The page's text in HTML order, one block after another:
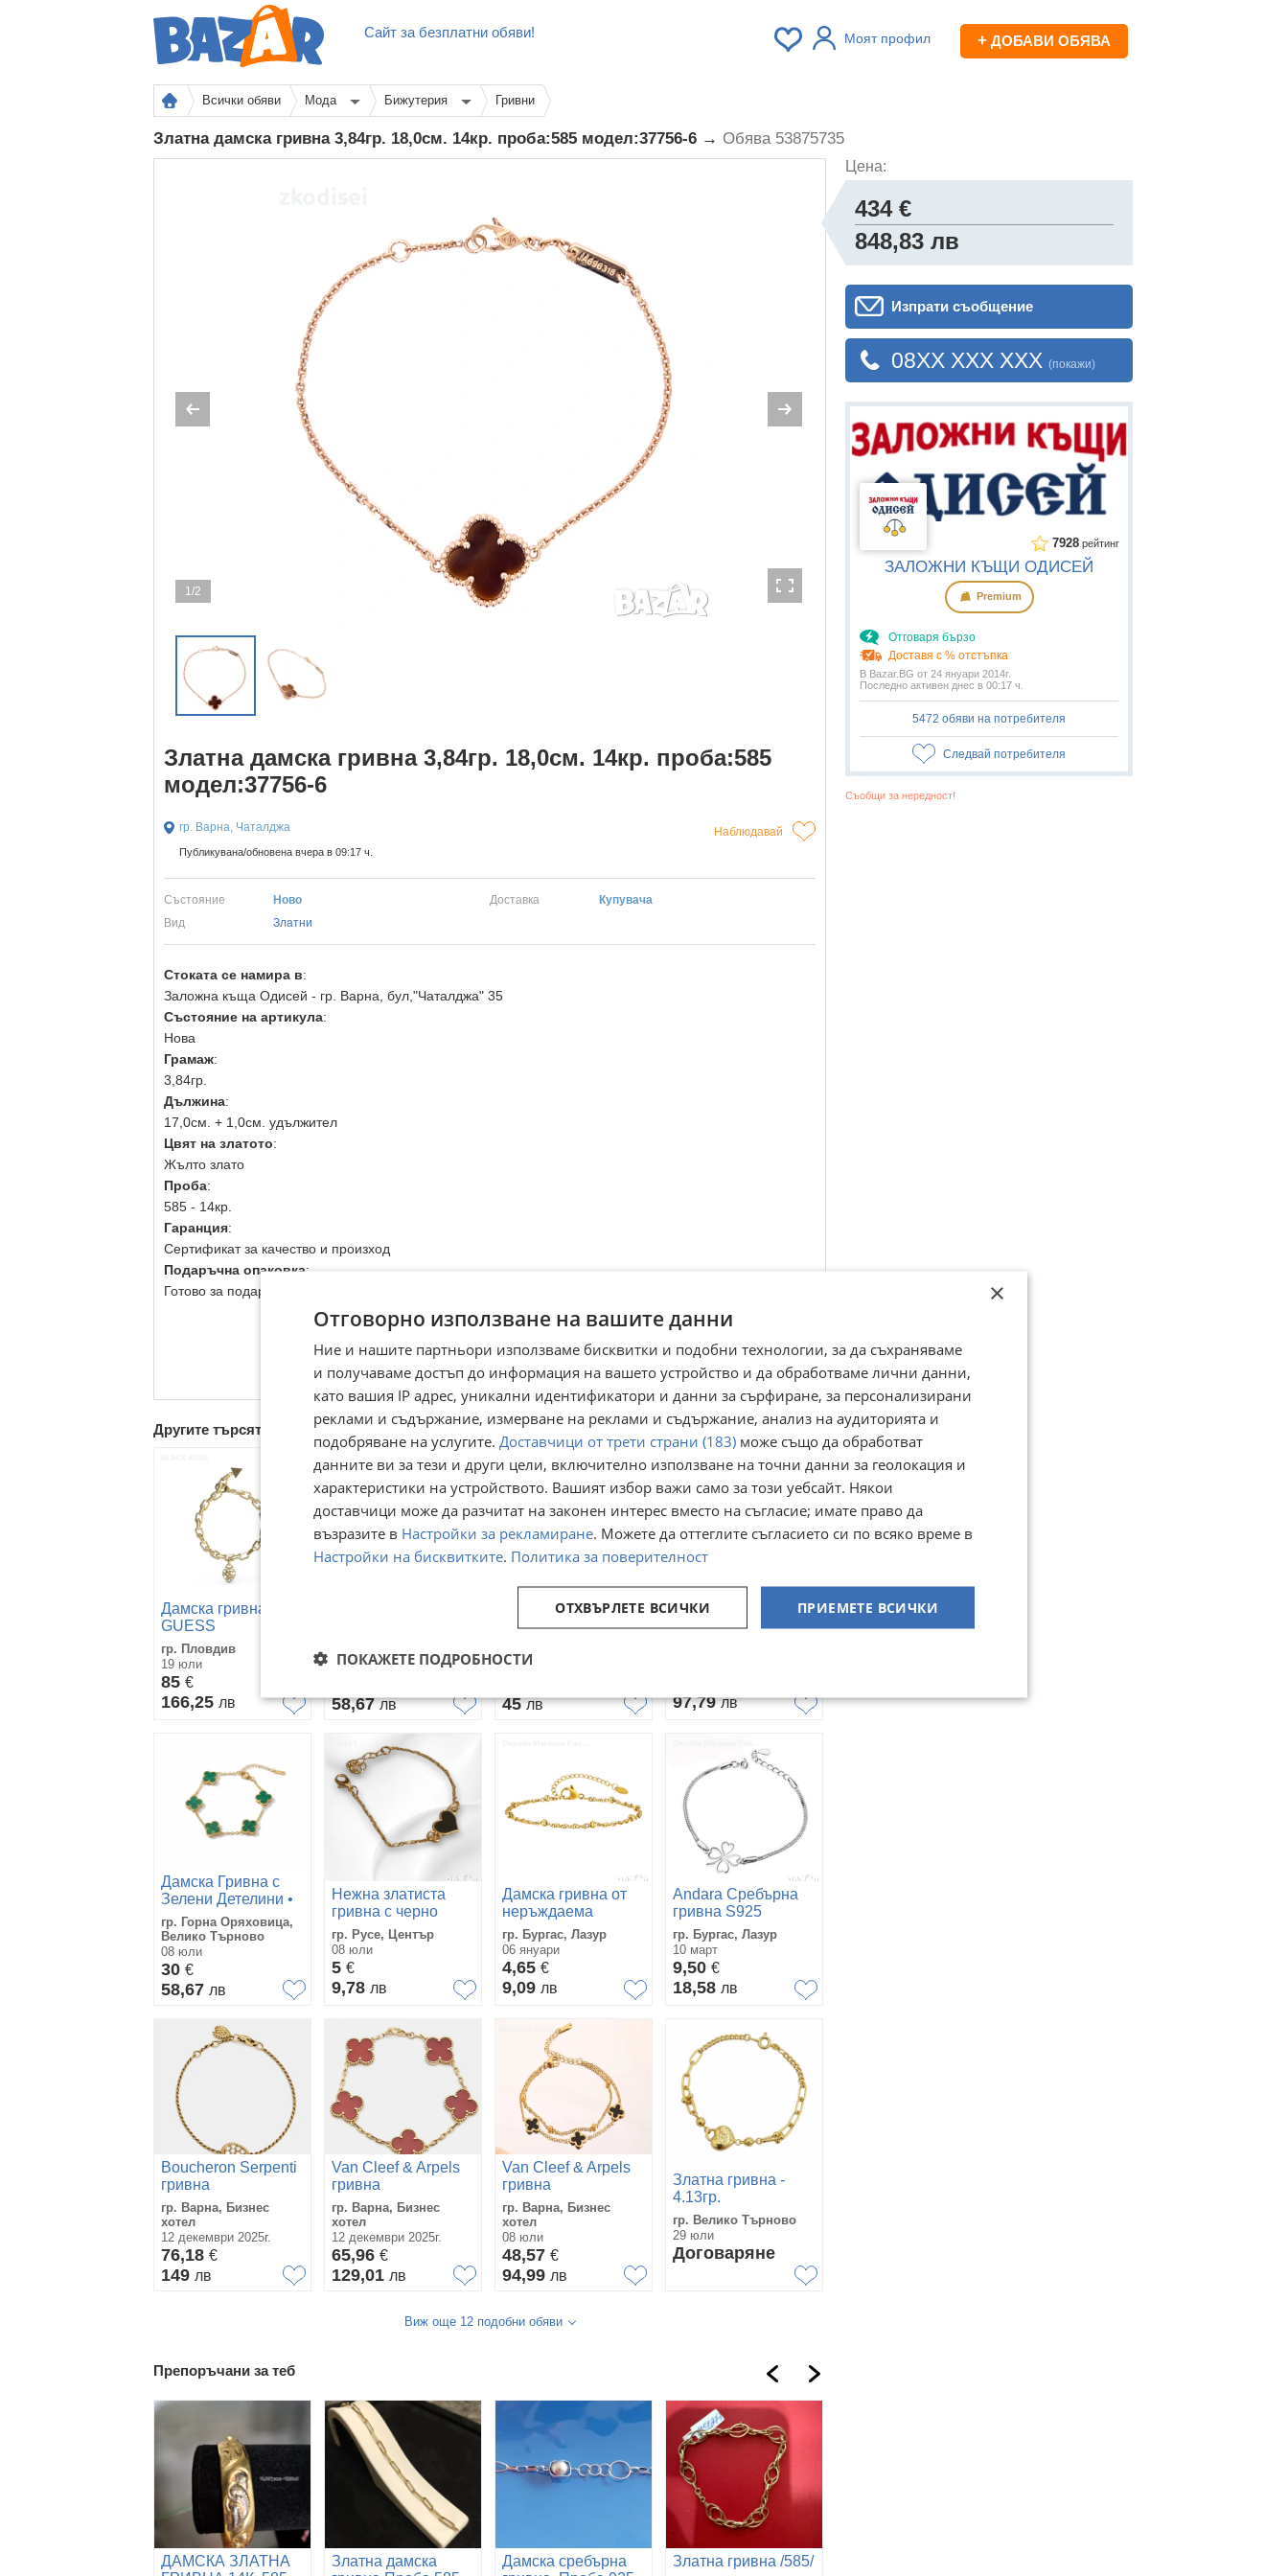
Сайт за безплатни обяви! Моят профил + ДОБАВИ ОБЯВА
Всички обяви Мода Бижутерия Гривни
Златна дамска гривна 3,84гр. 18,0см. 14кр. проба:585 модел:37756-6 → Обява 53875735
1/2
Златна дамска гривна 3,84гр. 18,0см. 14кр. проба:585
модел:37756-6
гр. Варна, Чаталджа Наблюдавай
Публикувана/обновена вчера в 09:17 ч.
Състояние Ново Доставка
Купувача
Вид
Златни
Стоката се намира в:
Заложна къща Одисей - гр. Варна, бул,"Чаталджа" 35
Състояние на артикула:
Нова
Грамаж:
3,84гр.
Дължина:
17,0см. + 1,0см. удължител
Цвят на златото:
Жълто злато
Проба:
585 - 14кр.
Гаранция:
Сертификат за качество и произход
Подаръчна опаковка:
Готово за подарък
Преглеждания: 145
☆
☆
☆
☆
☆
Другите търсят също
Дамска гривна
GUESS
гр. Пловдив
19 юли
85 €
166,25 лв
Цвят • Луксозен
Велико Търново
08 юли
58,67лв
Позлатена
инициална гривна
Letter с буква U,
село
12 юни
45лв
Нежна позлатена
сребърна гривна с
97,79лв
Дамска Гривна с
Зелени Детелини •
Premium Clover •
Златист Цвят •
Елегантен Подарък
гр. Горна Оряховица,
Велико Търново
08 юли
30 €
58,67 лв
Нежна златиста
гривна с черно
сърчице
гр. Русе, Център
08 юли
5 €
9,78 лв
Дамска гривна от
неръждаема
стомана с 18K
златно покритие – с
мъниста и монета |
16–21см
гр. Бургас, Лазур
06 януари
4,65 €
9,09 лв
Andara Сребърна
гривна S925
„Четерилистна
Детелина“
гр. Бургас, Лазур
10 март
9,50 €
18,58 лв
Boucheron Serpenti
гривна
гр. Варна, Бизнес
хотел
12 декември 2025г.
76,18 €
149 лв
Van Cleef & Arpels
гривна
гр. Варна, Бизнес
хотел
12 декември 2025г.
65,96 €
129,01 лв
Van Cleef & Arpels
гривна
гр. Варна, Бизнес
хотел
08 юли
48,57 €
94,99 лв
Златна гривна -
4.13гр.
гр. Велико Търново
29 юли
Договаряне
Виж още 12 подобни обяви
Препоръчани за теб
ДАМСКА ЗЛАТНА
Златна дамска
Дамска сребърна
Златна гривна /585/
Цена:
434 €
848,83 лв
Изпрати съобщение
08XX XXX XXX (покажи)
7928 рейтинг
ЗАЛОЖНИ КЪЩИ ОДИСЕЙ
Premium
Отговаря бързо
Доставя с % отстъпка
В Bazar.BG от 24 януари 2014г.
Последно активен днес в 00:17 ч.
5472 обяви на потребителя
Следвай потребителя
Съобщи за нередност!
×
Отговорно използване на вашите данни
Ние и нашите партньори използваме бисквитки и подобни технологии, за да съхраняваме
и получаваме достъп до информация на вашето устройство и да обработваме лични данни,
като вашия IP адрес, уникални идентификатори и данни за сърфиране, за персонализирани
реклами и съдържание, измерване на реклами и съдържание, анализ на аудиторията и
подобряване на услугите. Доставчици от трети страни (183) може също да обработват
данните ви за тези и други цели, включително използване на точни данни за геолокация и
характеристики на устройството. Вашият избор важи само за този уебсайт. Някои
доставчици може да разчитат на законен интерес вместо на съгласие; имате право да
възразите в Настройки за рекламиране. Можете да оттеглите съгласието си по всяко време в
Настройки на бисквитките. Политика за поверителност
ПРИЕМЕТЕ ВСИЧКИ
ОТХВЪРЛЕТЕ ВСИЧКИ
ПОКАЖЕТЕ ПОДРОБНОСТИ